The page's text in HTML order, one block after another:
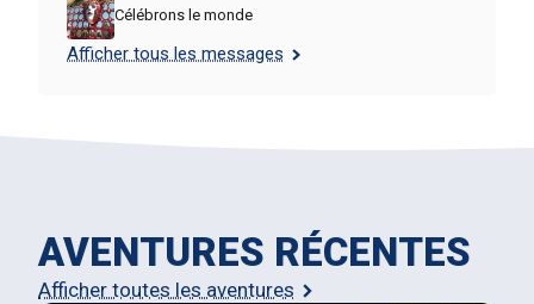
Célébrons le monde
Afficher tous les messages
AVENTURES RÉCENTES
Afficher toutes les aventures